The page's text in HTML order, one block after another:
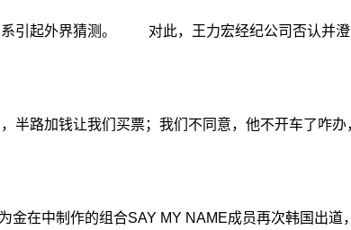
引起外界猜测。 对此，王力宏经纪公司否认并澄
路加钱让我们买票；我们不同意，他不开车了咋
在中制作的组合SAY MY NAME成员再次韩国